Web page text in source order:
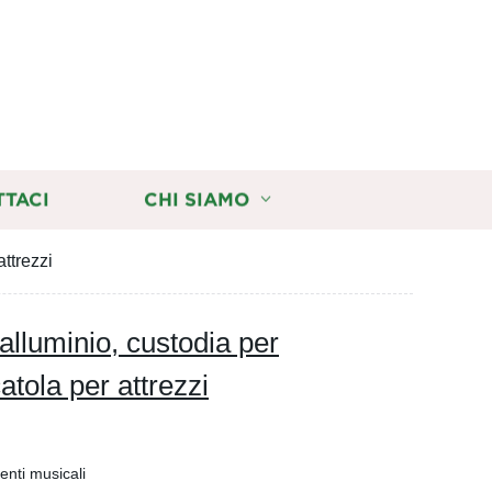
CHI SIAMO
custodia per
per attrezzi
musicali